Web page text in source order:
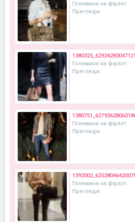
Големина на фајлот:
Прегледи:
Големина на фајлот:
Прегледи:
Големина на фајлот:
Прегледи:
Големина на фајлот:
Прегледи: